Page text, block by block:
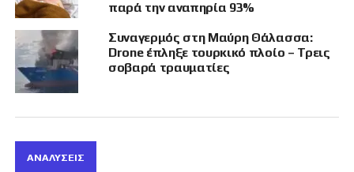
θα υπερβαίνει τα διμερή όρια.
Σενάρια για «Αραβο-Ισλαμική Στρατιωτική
Συμμαχία»
παρά την αναπηρία 93%
Συναγερμός στη Μαύρη Θάλασσα:
Drone έπληξε τουρκικό πλοίο – Τρεις
σοβαρά τραυματίες
ΑΝΑΛΎΣΕΙΣ